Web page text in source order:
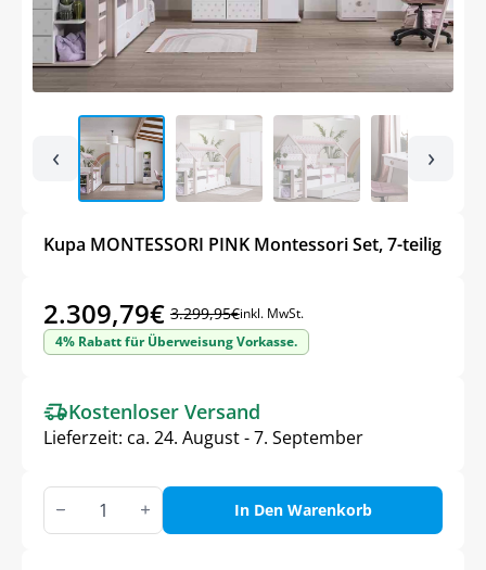
‹ ›
Kupa MONTESSORI PINK Montessori Set, 7-teilig
3.299,95€
Ursprünglicher
Preis
3.299,95€
2.309,79€
Aktueller
Preis
2.309,79€.
inkl. MwSt.
4% Rabatt für Überweisung Vorkasse.
Kostenloser Versand
Lieferzeit: ca. 24. August - 7. September
Kupa
MONTESSORI
PINK
In Den Warenkorb